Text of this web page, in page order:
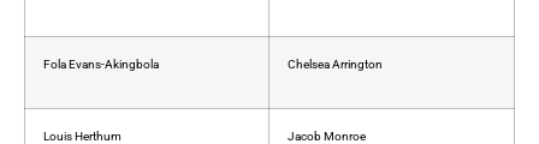
Fola Evans-Akingbola Chelsea Arrington
Louis Herthum Jacob Monroe